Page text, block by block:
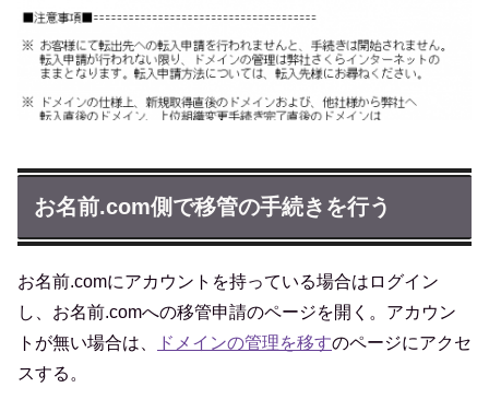
お名前.com側で移管の手続きを行う
お名前.comにアカウントを持っている場合はログイン
し、お名前.comへの移管申請のページを開く。アカウン
トが無い場合は、
ドメインの管理を移すのページにアクセ
スする。